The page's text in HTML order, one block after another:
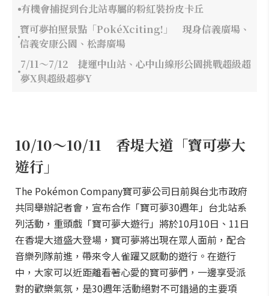
有機會捕捉到台北站專屬的粉紅裝扮皮卡丘
寶可夢拍照景點「PokéXciting!」 現身信義廣場、
信義安康公園、松壽廣場
7/11～7/12 捷運中山站、心中山線形公園挑戰超級超
夢X與超級超夢Y
10/10～10/11 香堤大道「寶可夢大
遊行」
The Pokémon Company寶可夢公司日前與台北市政府
共同舉辦記者會，宣布合作「寶可夢30週年」台北站系
列活動，重頭戲「寶可夢大遊行」將於10月10日、11日
在香堤大道盛大登場，寶可夢將出現在眾人面前，配合
音樂列隊前進，帶來令人雀躍又感動的遊行。在遊行
中，大家可以近距離看著心愛的寶可夢們，一邊享受派
對的歡樂氣氛，是30週年活動絕對不可錯過的主要項